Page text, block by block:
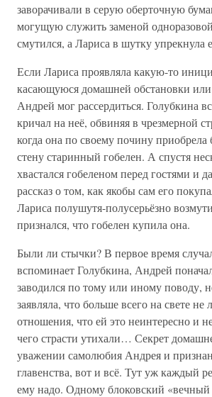
заворачивали в серую оберточную
могущую служить заменой
смутился, а Лариса в шутку упрекнула
Если Лариса проявляла какую-то
касающуюся домашней обстановки или
Андрей мог рассердиться. Голубкина
кричал на неё, обвиняя в чрезмерной
когда она по своему почину
стену старинный гобелен. А спустя
хвастался гобеленом перед гостями и
рассказ о том, как якобы сам его
Лариса полушутя-полусерьёзно
признался, что гобелен купила она.
Были ли стычки? В первое время
вспоминает Голубкина, Андрей
заводился по тому или иному поводу,
заявляла, что больше всего на свете
отношения, что ей это неинтересно и
чего страсти утихали… Секрет
уважении самолюбия Андрея и
главенства, вот и всё. Тут уж каждый
ему надо. Одному блоковский «вечный